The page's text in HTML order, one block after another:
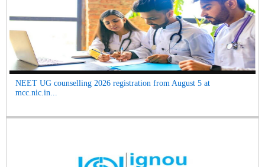
NEET UG counselling 2026 registration from August 5 at
mcc.nic.in...